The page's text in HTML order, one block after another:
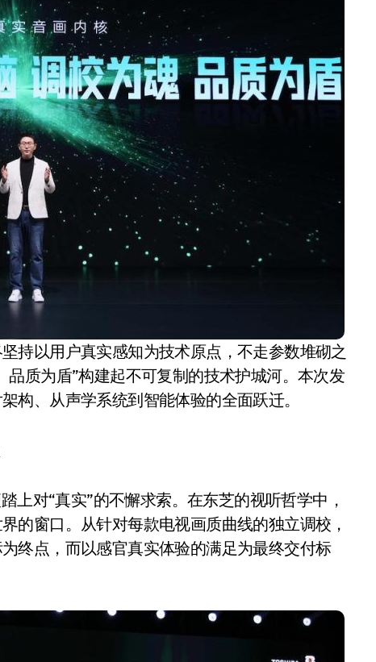
SP，情怀拉满
也能“以盘换数”了？
坑+种草
Bose却学不会？一文讲透
级教程，有手就会！
万台，技术创新驱动多品类增长
持以用户真实感知为技术原点，不走参数堆砌之
质为盾”构建起不可复制的技术护城河。本次发
构、从声学系统到智能体验的全面跃迁。
上对“真实”的不懈求索。在东芝的视听哲学中，
的窗口。从针对每款电视画质曲线的独立调校，
终点，而以感官真实体验的满足为最终交付标